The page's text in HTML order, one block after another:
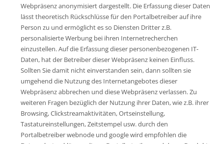
Webpräsenz anonymisiert dargestellt. Die Erfassung dieser Daten
lässt theoretisch Rückschlüsse für den Portalbetreiber auf ihre
Person zu und ermöglicht es so Diensten Dritter z.B.
personalisierte Werbung bei ihren Internetrecherchen
einzustellen. Auf die Erfassung dieser personenbezogenen IT-
Daten, hat der Betreiber dieser Webpräsenz keinen Einfluss.
Sollten Sie damit nicht einverstanden sein, dann sollten sie
umgehend die Nutzung des Internetangebotes dieser
Webpräsenz abbrechen und diese Webpräsenz verlassen. Zu
weiteren Fragen bezüglich der Nutzung ihrer Daten, wie z.B. ihrer
Browsing, Clickstreamaktivitäten, Ortseinstellung,
Tastatureinstellungen, Zeitstempel usw. durch den
Portalbetreiber webnode und google wird empfohlen die